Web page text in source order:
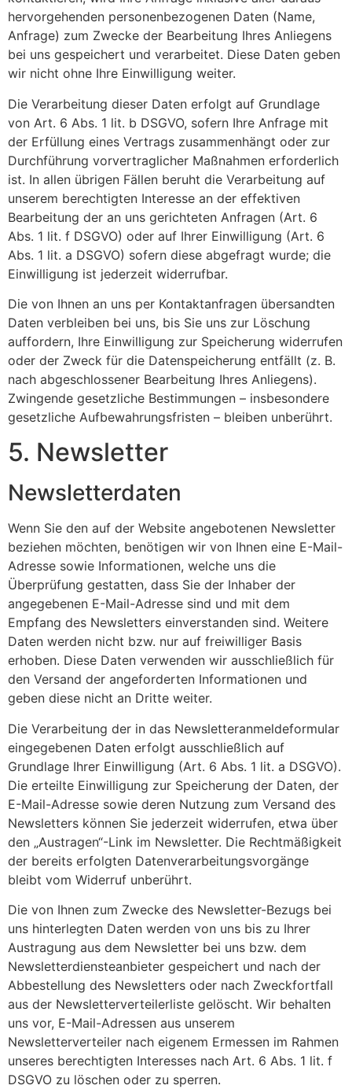
hervorgehenden personenbezogenen Daten (Name,
Anfrage) zum Zwecke der Bearbeitung Ihres Anliegens
bei uns gespeichert und verarbeitet. Diese Daten geben
wir nicht ohne Ihre Einwilligung weiter.
Die Verarbeitung dieser Daten erfolgt auf Grundlage
von Art. 6 Abs. 1 lit. b DSGVO, sofern Ihre Anfrage mit
der Erfüllung eines Vertrags zusammenhängt oder zur
Durchführung vorvertraglicher Maßnahmen erforderlich
ist. In allen übrigen Fällen beruht die Verarbeitung auf
unserem berechtigten Interesse an der effektiven
Bearbeitung der an uns gerichteten Anfragen (Art. 6
Abs. 1 lit. f DSGVO) oder auf Ihrer Einwilligung (Art. 6
Abs. 1 lit. a DSGVO) sofern diese abgefragt wurde; die
Einwilligung ist jederzeit widerrufbar.
Die von Ihnen an uns per Kontaktanfragen übersandten
Daten verbleiben bei uns, bis Sie uns zur Löschung
auffordern, Ihre Einwilligung zur Speicherung widerrufen
oder der Zweck für die Datenspeicherung entfällt (z. B.
nach abgeschlossener Bearbeitung Ihres Anliegens).
Zwingende gesetzliche Bestimmungen – insbesondere
gesetzliche Aufbewahrungsfristen – bleiben unberührt.
5. Newsletter
Newsletter­daten
Wenn Sie den auf der Website angebotenen Newsletter
beziehen möchten, benötigen wir von Ihnen eine E-Mail-
Adresse sowie Informationen, welche uns die
Überprüfung gestatten, dass Sie der Inhaber der
angegebenen E-Mail-Adresse sind und mit dem
Empfang des Newsletters einverstanden sind. Weitere
Daten werden nicht bzw. nur auf freiwilliger Basis
erhoben. Diese Daten verwenden wir ausschließlich für
den Versand der angeforderten Informationen und
geben diese nicht an Dritte weiter.
Die Verarbeitung der in das Newsletteranmeldeformular
eingegebenen Daten erfolgt ausschließlich auf
Grundlage Ihrer Einwilligung (Art. 6 Abs. 1 lit. a DSGVO).
Die erteilte Einwilligung zur Speicherung der Daten, der
E-Mail-Adresse sowie deren Nutzung zum Versand des
Newsletters können Sie jederzeit widerrufen, etwa über
den „Austragen“-Link im Newsletter. Die Rechtmäßigkeit
der bereits erfolgten Datenverarbeitungsvorgänge
bleibt vom Widerruf unberührt.
Die von Ihnen zum Zwecke des Newsletter-Bezugs bei
uns hinterlegten Daten werden von uns bis zu Ihrer
Austragung aus dem Newsletter bei uns bzw. dem
Newsletterdiensteanbieter gespeichert und nach der
Abbestellung des Newsletters oder nach Zweckfortfall
aus der Newsletterverteilerliste gelöscht. Wir behalten
uns vor, E-Mail-Adressen aus unserem
Newsletterverteiler nach eigenem Ermessen im Rahmen
unseres berechtigten Interesses nach Art. 6 Abs. 1 lit. f
DSGVO zu löschen oder zu sperren.